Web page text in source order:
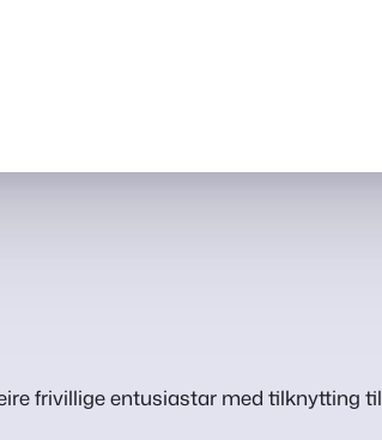
frivillige entusiastar med tilknytting